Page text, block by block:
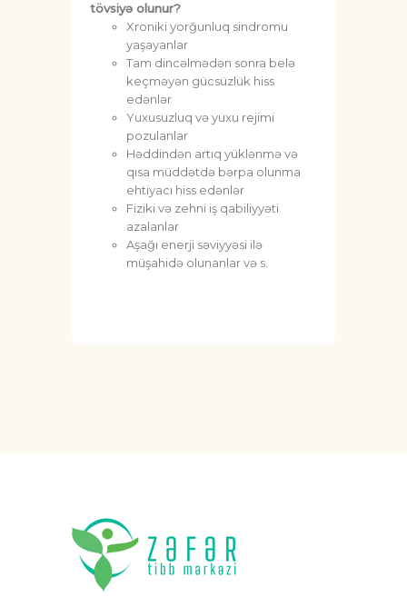
tövsiyə olunur?
Xroniki yorğunluq sindromu
yaşayanlar
Tam dincəlmədən sonra belə
keçməyən gücsüzlük hiss
edənlər
Yuxusuzluq və yuxu rejimi
pozulanlar
Həddindən artıq yüklənmə və
qısa müddətdə bərpa olunma
ehtiyacı hiss edənlər
Fiziki və zehni iş qabiliyyəti
azalanlar
Aşağı enerji səviyyəsi ilə
müşahidə olunanlar və s.